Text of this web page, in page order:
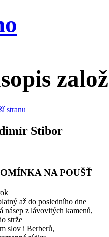
stranu
Stibor
NA POUŠŤ
až do posledního dne
násep z lávovitých kamenů,
strže
slov i Berberů,